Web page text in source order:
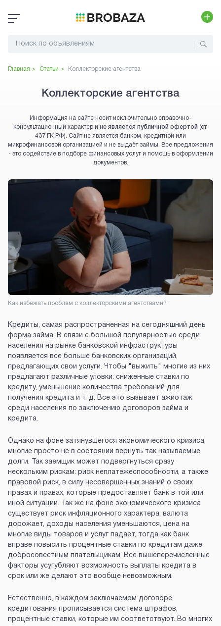
Главная > Статьи > Коллекторские агентства
Коллекторские агентства
Информация на сайте носит исключительно справочно-
консультационный характер и не является публичной офертой (ст.
437 ГК РФ). Сайт не является банком, кредитной или
микрофинансовой организацией и не выдаёт займы. Все предложения
- это содействие в подборе финансовых услуг и помощь в оформлении
документов.
Как избежать проблем с коллекторскими агентствами?
Кредиты, самая распространенная на сегодняшний день
форма займа. В связи с большой популярностью среди
населения на рынке банковской инфраструктуры
появляется все больше банковских организаций,
предлагающих свои услуги. Чтобы "выжить" многие из них
предлагают различные уловки: сниженные ставки по
кредиту, уменьшение количества требований для
получения кредита и т. д. Все это вызывает ажиотаж
среди населения по заключению договоров займа и
кредита.
Однако на фоне затянувшегося экономического кризиса,
многие просто не в состоянии вернуть так называемые
долги. Так заемщик может подвергнуться сразу
нескольким рискам: риск неплатежеспособности, а также
правовой риск, в силу несовершенных знаний о своих
правах и правах, которые предоставляет банк в той или
иной ситуации. Так же на фоне экономического кризиса
существует риск инфляционного характера: валюта
дорожает, доходы населения уменьшаются, цена на
многие виды товаров и услуг падает, тогда как банк
вправе повысить процентные ставки по кредитам даже
добросовестным плательщикам. Все вышеперечисленные
факторы усугубляют возможность выплаты кредита в
срок или же делают это вообще невозможным.
Естественно, в каждом заключаемом договоре
кредитования прописывается система штрафов,
процентные ставки, которые им соответствуют. Во многих